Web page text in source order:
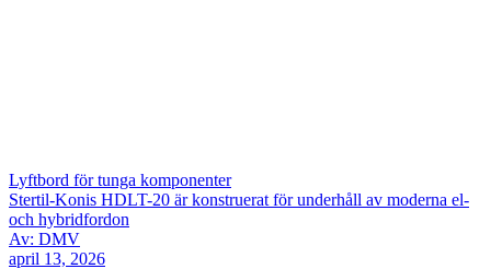
Lyftbord för tunga komponenter
Stertil-Konis HDLT-20 är konstruerat för underhåll av moderna el-
och hybridfordon
Av: DMV
april 13, 2026